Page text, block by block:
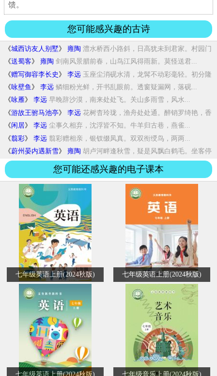
馈。
您可能感兴趣的古诗
《城西访友人别墅》 雍陶 澧水桥西小路斜，日高犹未到君家。村园门
巷...
《送蜀客》 雍陶 剑南风景腊前春，山鸟江风得雨新。莫怪送君...
《赠写御容李长史 》 李远 玉座尘消砚水清，龙髯不动彩毫轻。初分隆
准...
《咏壁鱼 》 李远 鳞细粉光鲜，开书乱眼前。透窗疑漏网，落砚...
《咏雁》 李远 早晚辞沙漠，南来处处飞。关山多雨雪，风水...
《游故王驸马池亭》 李远 花树杳玲珑，渔舟处处通。醉销罗绮艳，香
暖...
《闲居》 李远 尘事久相弃，沈浮皆不知。牛羊归古巷，燕雀...
《翦彩》 李远 翦彩赠相亲，银钗缀凤真。双双衔绶鸟，两两...
《蔚州晏内遇新雪》 雍陶 胡卢河畔逢秋雪，疑是风飘白鹤毛。坐客停
杯...
您可能还感兴趣的电子课本
七年级英语上册(2024秋版) 七年级英语上册(2024秋版)
七年级英语上册(2024秋版) 七年级音乐上册(2024秋版)